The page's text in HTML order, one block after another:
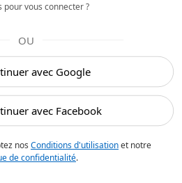
pour vous connecter ?
OU
avec Google
avec Facebook
nos Conditions d'utilisationet notre
de confidentialité.